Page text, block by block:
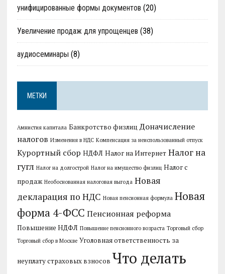
унифицированные формы документов (20)
Увеличение продаж для упрощенцев (38)
аудиосеминары (8)
МЕТКИ
Амнистия капитала Банкротство физлиц Доначисление
налогов Изменения в НДС Компенсация за неиспользованный отпуск
Курортный сбор НДФЛ Налог на Интернет Налог на
гугл Налог на долгострой Налог на имущество физлиц Налог с
продаж Необоснованная налоговая выгода Новая
декларация по НДС Новая пенсионная формула Новая
форма 4-ФСС Пенсионная реформа
Повышение НДФЛ Повышение пенсионного возраста Торговый сбор
Торговый сбор в Москве Уголовная ответственность за
неуплату страховых взносов Что делать